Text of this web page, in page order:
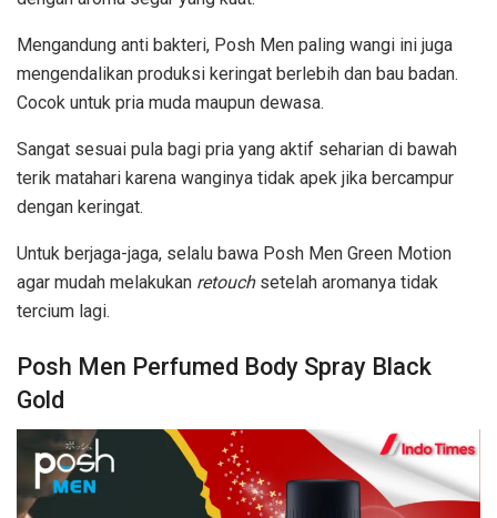
Mengandung anti bakteri, Posh Men paling wangi ini juga
mengendalikan produksi keringat berlebih dan bau badan.
Cocok untuk pria muda maupun dewasa.
Sangat sesuai pula bagi pria yang aktif seharian di bawah
terik matahari karena wanginya tidak apek jika bercampur
dengan keringat.
Untuk berjaga-jaga, selalu bawa Posh Men Green Motion
agar mudah melakukan retouchsetelah aromanya tidak
tercium lagi.
Posh Men Perfumed Body Spray Black
Gold